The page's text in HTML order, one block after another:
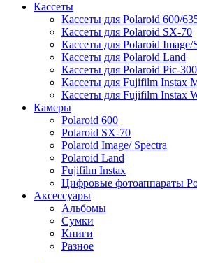
Кассеты
Кассеты для Polaroid 600/
Кассеты для Polaroid SX-70
Кассеты для Polaroid Image/
Кассеты для Polaroid Land
Кассеты для Polaroid Pic-300
Кассеты для Fujifilm Instax
Кассеты для Fujifilm Instax
Камеры
Polaroid 600
Polaroid SX-70
Polaroid Image/ Spectra
Polaroid Land
Fujifilm Instax
Цифровые фотоаппараты
Аксессуары
Альбомы
Сумки
Книги
Разное